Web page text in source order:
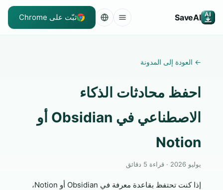
SaveAI ثبّت على Chrome
← العودة إلى المدونة
احفظ محادثات الذكاء
الاصطناعي في Obsidian أو
Notion
يوليو 2026 · قراءة 5 دقائق
إذا كنت تحتفظ بقاعدة معرفة في Obsidian أو Notion،